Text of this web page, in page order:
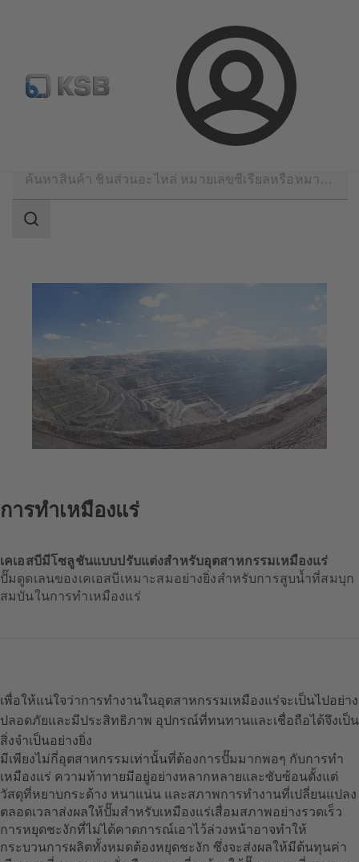
ล็อกอิน
จดหมายข่าวเคเอสบี กำหนดค่าผลิตภัณฑ์
การ
ขอบเขต
การทำเหมืองแร่
เคเอสบีมีโซลูชันแบบปรับแต่งสำหรับอุตสาหกรรมเหมืองแร่
ปั๊มดูดเลนของเคเอสบีเหมาะสมอย่างยิ่งสำหรับการสูบน้ำที่สมบุก
สมบันในการทำเหมืองแร่
เพื่อให้แน่ใจว่าการทำงานในอุตสาหกรรมเหมืองแร่จะเป็นไปอย่าง
ปลอดภัยและมีประสิทธิภาพ อุปกรณ์ที่ทนทานและเชื่อถือได้จึงเป็น
สิ่งจำเป็นอย่างยิ่ง
มีเพียงไม่กี่อุตสาหกรรมเท่านั้นที่ต้องการปั๊มมากพอๆ กับการทำ
เหมืองแร่ ความท้าทายมีอยู่อย่างหลากหลายและซับซ้อนตั้งแต่
วัสดุที่หยาบกระด้าง หนาแน่น และสภาพการทำงานที่เปลี่ยนแปลง
ตลอดเวลาส่งผลให้ปั๊มสำหรับเหมืองแร่เสื่อมสภาพอย่างรวดเร็ว
การหยุดชะงักที่ไม่ได้คาดการณ์เอาไว้ล่วงหน้าอาจทำให้
กระบวนการผลิตทั้งหมดต้องหยุดชะงัก ซึ่งจะส่งผลให้มีต้นทุนค่า